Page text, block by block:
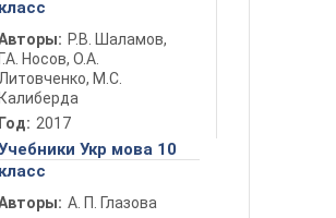
класс
Р.В. Шаламов,
Г.А. Носов, О.А.
Литовченко, М.С.
Калиберда
Год: 2017
Укр мова 10
класс
А. П. Глазова